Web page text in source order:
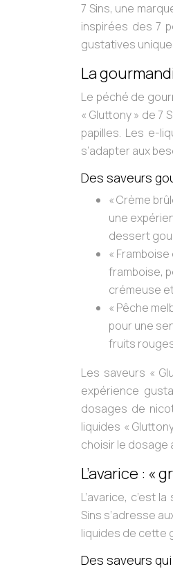
7 Sins, une
inspirées des 7
gustatives
La
Le péché de
« Gluttony » de
papilles. Les e-
s’adapter aux
Des saveurs
« Crème
une
dessert
«
framboise,
crémeuse
« Pêche
pour une
fruits
Les saveurs «
expérience
dosages de
liquides «
choisir le dosage
L’avarice : «
L’avarice, c’est
Sins s’adresse
liquides de cette
Des saveurs